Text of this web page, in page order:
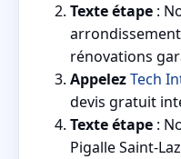
Texte étape :
rénovations
AppelezTech
devis gratuit
Texte étape :
Pigalle Saint-